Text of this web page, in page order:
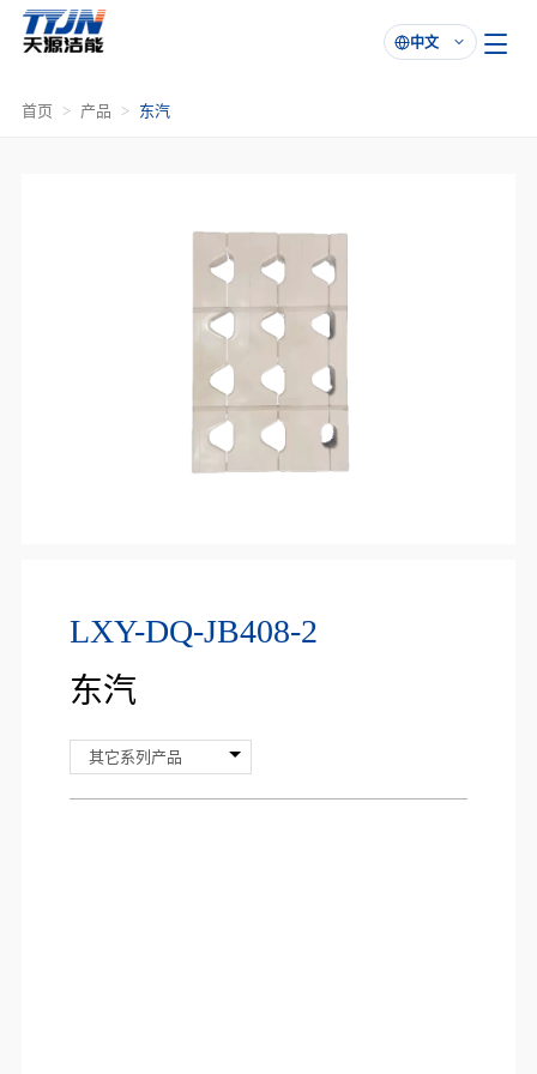

中文
首页 产品 东汽
LXY-DQ-JB408-2
东汽
其它系列产品